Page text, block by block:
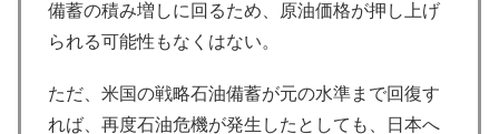
備蓄の積み増しに回るため、原油価格が押し上げ
られる可能性もなくはない。
ただ、米国の戦略石油備蓄が元の水準まで回復す
れば、再度石油危機が発生したとしても、日本へ